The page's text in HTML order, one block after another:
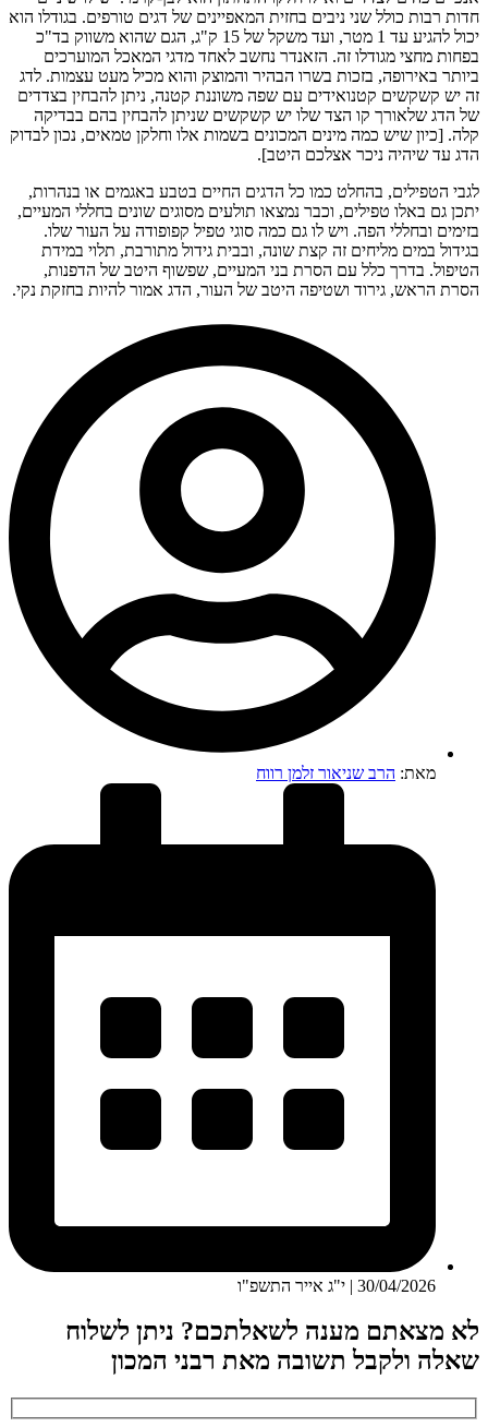
חדות רבות כולל שני ניבים בחזית המאפיינים של דגים טורפים. בגודלו הוא
יכול להגיע עד 1 מטר, ועד משקל של 15 ק"ג, הגם שהוא משווק בד"כ
בפחות מחצי מגודלו זה. הזאנדר נחשב לאחד מדגי המאכל המוערכים
ביותר באירופה, בזכות בשרו הבהיר והמוצק והוא מכיל מעט עצמות. לדג
זה יש קשקשים קטנואידים עם שפה משוננת קטנה, ניתן להבחין בצדדים
של הדג שלאורך קו הצד שלו יש קשקשים שניתן להבחין בהם בבדיקה
קלה. [כיון שיש כמה מינים המכונים בשמות אלו וחלקן טמאים, נכון לבדוק
הדג עד שיהיה ניכר אצלכם היטב].
לגבי הטפילים, בהחלט כמו כל הדגים החיים בטבע באגמים או בנהרות,
יתכן גם באלו טפילים, וכבר נמצאו תולעים מסוגים שונים בחללי המעיים,
בזימים ובחללי הפה. ויש לו גם כמה סוגי טפיל קפופודה על העור שלו.
בגידול במים מליחים זה קצת שונה, ובבית גידול מתורבת, תלוי במידת
הטיפול. בדרך כלל עם הסרת בני המעיים, שפשוף היטב של הדפנות,
הסרת הראש, גירוד ושטיפה היטב של העור, הדג אמור להיות בחזקת נקי.
מאת: הרב שניאור זלמן רווח
30/04/2026 | י"ג אייר התשפ"ו
לא מצאתם מענה לשאלתכם? ניתן לשלוח
שאלה ולקבל תשובה מאת רבני המכון